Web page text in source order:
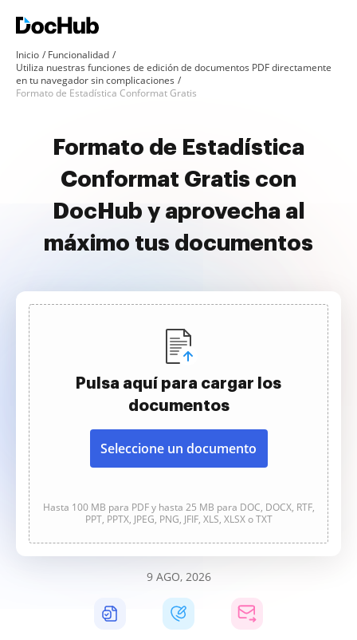
Inicio
Funcionalidad
Utiliza nuestras funciones de edición de documentos PDF directamente
en tu navegador sin complicaciones
Formato de Estadística Conformat Gratis
Formato de Estadística
Conformat Gratis con
DocHub y aprovecha al
máximo tus documentos
Pulsa aquí para cargar los
documentos
Seleccione un documento
Hasta 100 MB para PDF y hasta 25 MB para DOC, DOCX, RTF,
PPT, PPTX, JPEG, PNG, JFIF, XLS, XLSX o TXT
9 AGO, 2026